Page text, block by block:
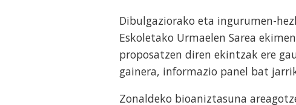
Dibulgaziorako eta ingurumen-
Eskoletako Urmaelen Sarea
proposatzen diren ekintzak ere
gainera, informazio panel bat
Zonaldeko bioaniztasuna